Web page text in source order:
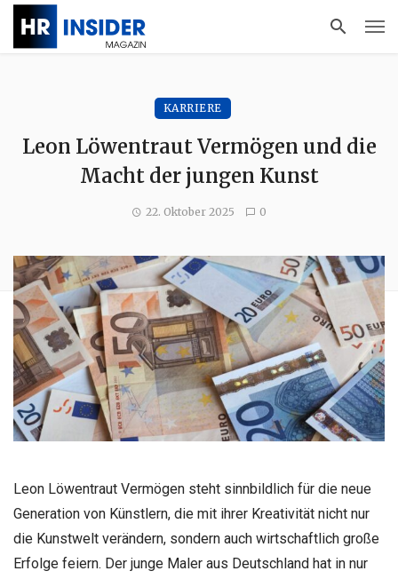
KARRIERE
Leon Löwentraut Vermögen und die
Macht der jungen Kunst
22. Oktober 2025 0
Leon Löwentraut Vermögen steht sinnbildlich für die neue
Generation von Künstlern, die mit ihrer Kreativität nicht nur
die Kunstwelt verändern, sondern auch wirtschaftlich große
Erfolge feiern. Der junge Maler aus Deutschland hat in nur